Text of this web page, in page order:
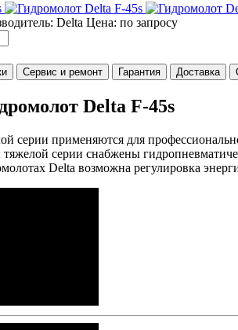
Delta Цена: по запросу
Сервис и ремонт Гарантия Доставка
Delta F-45s
серии применяются для
серии снабжены
Delta возможна регулировка